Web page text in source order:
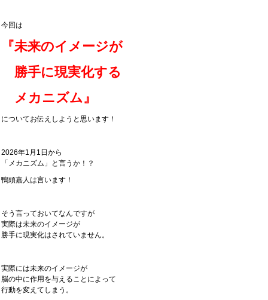
今回は
『未来のイメージが
勝手に現実化する
メカニズム』
についてお伝えしようと思います！
2026年1月1日から
「メカニズム」と言うか！？
鴨頭嘉人は言います！
そう言っておいてなんですが
実際は未来のイメージが
勝手に現実化はされていません。
実際には未来のイメージが
脳の中に作用を与えることによって
行動を変えてしまう。